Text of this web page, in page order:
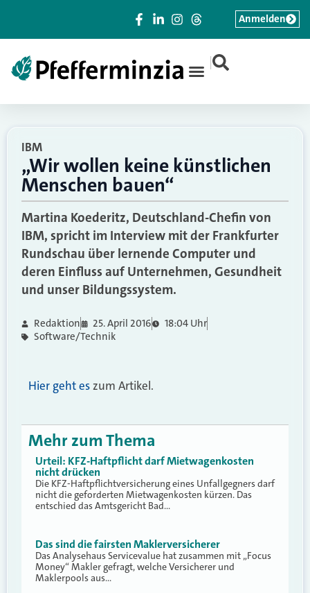
|
Anmelden
IBM
„Wir wollen keine künstlichen
Menschen bauen“
Martina Koederitz, Deutschland-Chefin von
IBM, spricht im Interview mit der Frankfurter
Rundschau über lernende Computer und
deren Einfluss auf Unternehmen, Gesundheit
und unser Bildungssystem.
Redaktion 25. April 2016
18:04 Uhr
Software/Technik
Hier geht eszum Artikel.
Mehr zum Thema
Urteil: KFZ-Haftpflicht darf Mietwagenkosten
nicht drücken
Die KFZ-Haftpflichtversicherung eines Unfallgegners darf
nicht die geforderten Mietwagenkosten kürzen. Das
entschied das Amtsgericht Bad…
Das sind die fairsten Maklerversicherer
Das Analysehaus Servicevalue hat zusammen mit „Focus
Money“ Makler gefragt, welche Versicherer und
Maklerpools aus…